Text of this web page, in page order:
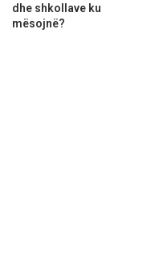
dhe shkollave ku
mësojnë?